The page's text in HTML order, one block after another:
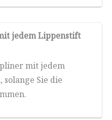
jedem Lippenstift
mit jedem
Sie die